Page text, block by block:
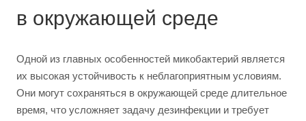
в окружающей среде
Одной из главных особенностей микобактерий является
их высокая устойчивость к неблагоприятным условиям.
Они могут сохраняться в окружающей среде длительное
время, что усложняет задачу дезинфекции и требует